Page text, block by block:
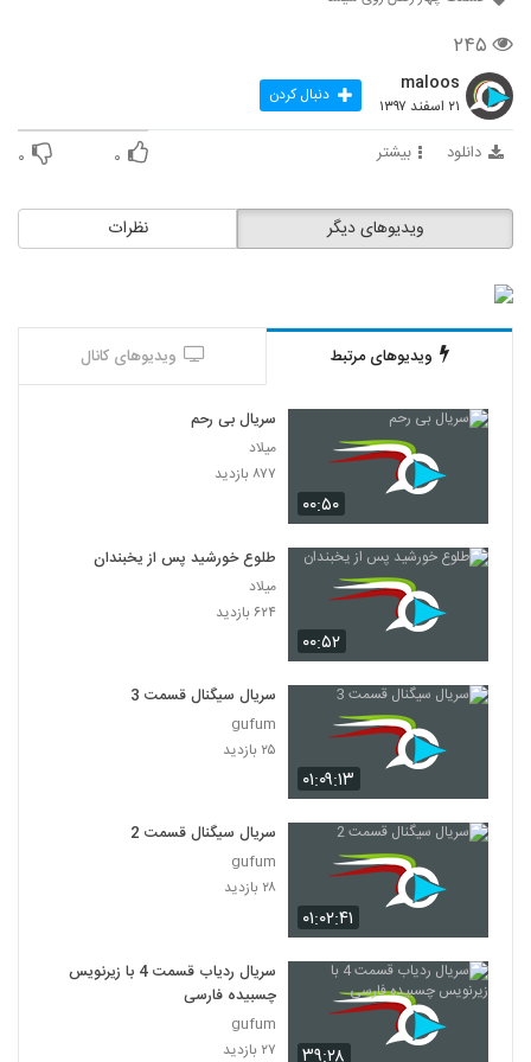
۲۴۵
maloos
۲۱ اسفند ۱۳۹۷ دنبال کردن
دانلود بیشتر ۰ ۰
نظرات ویدیوهای دیگر
ویدیوهای مرتبط ویدیوهای کانال
۰۰:۵۰
سریال بی رحم
میلاد
۸۷۷ بازدید
۰۰:۵۲
طلوع خورشید پس از یخبندان
میلاد
۶۲۴ بازدید
۰۱:۰۹:۱۳
سریال سیگنال قسمت 3
gufum
۲۵ بازدید
۰۱:۰۲:۴۱
سریال سیگنال قسمت 2
gufum
۲۸ بازدید
سریال ردیاب قسمت 4 با زیرنویس
چسبیده فارسی
gufum
۲۷ بازدید